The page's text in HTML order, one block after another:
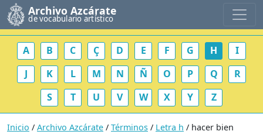
Archivo Azcárate
de vocabulario artístico
A B C Ç D E F G H
I
J
K L M N Ñ O P Q
R
S
T U V W X Y Z
Inicio / Archivo Azcárate / Términos / Letra h / hacer bien